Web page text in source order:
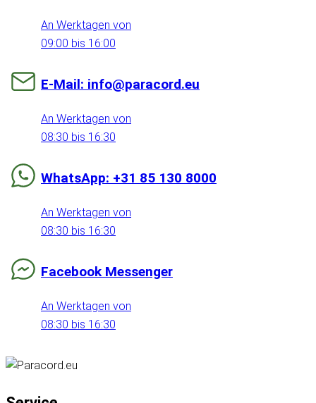
An Werktagen von
09:00 bis 16:00
E-Mail: info@paracord.eu
An Werktagen von
08:30 bis 16:30
WhatsApp: +31 85 130 8000
An Werktagen von
08:30 bis 16:30
Facebook Messenger
An Werktagen von
08:30 bis 16:30